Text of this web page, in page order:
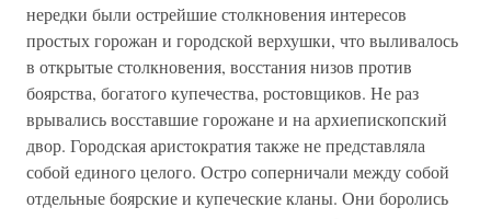
нередки были острейшие столкновения интересов
простых горожан и городской верхушки, что выливалось
в открытые столкновения, восстания низов против
боярства, богатого купечества, ростовщиков. Не раз
врывались восставшие горожане и на архиепископский
двор. Городская аристократия также не представляла
собой единого целого. Остро соперничали между собой
отдельные боярские и купеческие кланы. Они боролись